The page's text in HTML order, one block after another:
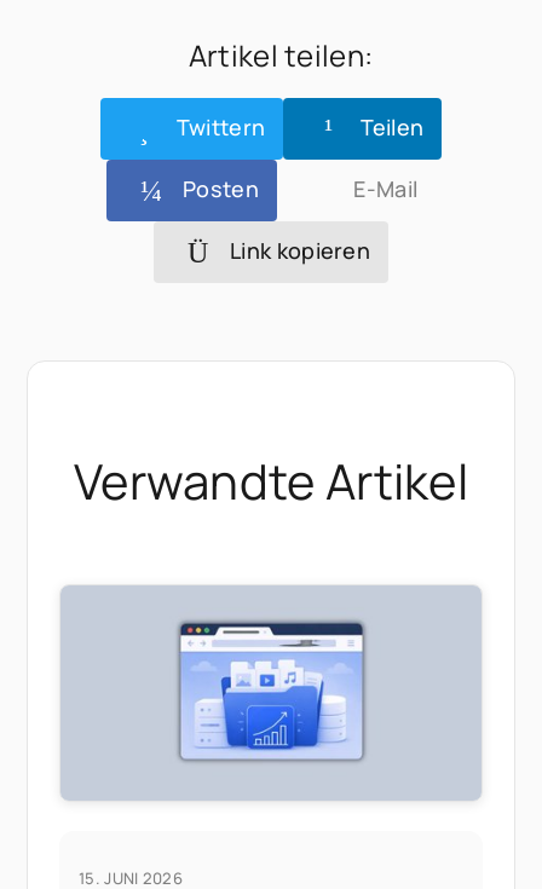
Artikel teilen:
Twittern Teilen
Posten E-Mail
Link kopieren
Verwandte Artikel
15. JUNI 2026